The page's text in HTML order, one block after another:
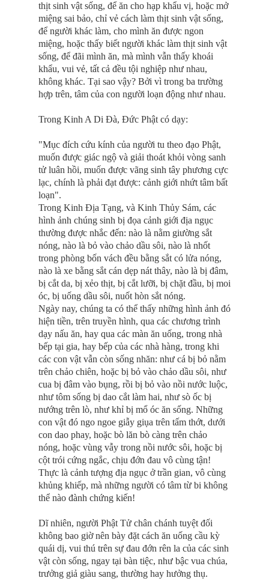
thịt sinh vật sống, để ăn cho hạp khẩu vị, hoặc mở
miệng sai bảo, chỉ vẻ cách làm thịt sinh vật sống,
để người khác làm, cho mình ăn được ngon
miệng, hoặc thấy biết người khác làm thịt sinh vật
sống, để đãi mình ăn, mà mình vẫn thấy khoái
khẩu, vui vẻ, tất cả đều tội nghiệp như nhau,
không khác. Tại sao vậy? Bởi vì trong ba trường
hợp trên, tâm của con người loạn động như nhau.
Trong Kinh A Di Ðà, Ðức Phật có dạy:
"Mục đích cứu kính của người tu theo đạo Phật,
muốn được giác ngộ và giải thoát khỏi vòng sanh
tử luân hồi, muốn được vãng sinh tây phương cực
lạc, chính là phải đạt được: cảnh giới nhứt tâm bất
loạn".
Trong Kinh Ðịa Tạng, và Kinh Thủy Sám, các
hình ảnh chúng sinh bị đọa cảnh giới địa ngục
thường được nhắc đến: nào là nằm giường sắt
nóng, nào là bỏ vào chảo dầu sôi, nào là nhốt
trong phòng bốn vách đều bằng sắt có lửa nóng,
nào là xe bằng sắt cán dẹp nát thây, nào là bị đâm,
bị cắt da, bị xẻo thịt, bị cắt lưỡi, bị chặt đầu, bị moi
óc, bị uống dầu sôi, nuốt hòn sắt nóng.
Ngày nay, chúng ta có thể thấy những hình ảnh đó
hiện tiền, trên truyền hình, qua các chương trình
dạy nấu ăn, hay qua các màn ăn uống, trong nhà
bếp tại gia, hay bếp của các nhà hàng, trong khi
các con vật vẫn còn sống nhăn: như cá bị bỏ nằm
trên chảo chiên, hoặc bị bỏ vào chảo dầu sôi, như
cua bị đâm vào bụng, rồi bị bỏ vào nồi nước luộc,
như tôm sống bị dao cắt làm hai, như sò ốc bị
nướng trên lò, như khỉ bị mổ óc ăn sống. Những
con vật đó ngo ngoe giẫy giụa trên tấm thớt, dưới
con dao phay, hoặc bò lăn bò càng trên chảo
nóng, hoặc vùng vẫy trong nồi nước sôi, hoặc bị
cột trói cứng ngắc, chịu đớn đau vô cùng tận!
Thực là cảnh tượng địa ngục ở trần gian, vô cùng
khủng khiếp, mà những người có tâm từ bi không
thể nào đành chứng kiến!
Dĩ nhiên, người Phật Tử chân chánh tuyệt đối
không bao giờ nên bày đặt cách ăn uống cầu kỳ
quái dị, vui thú trên sự đau đớn rên la của các sinh
vật còn sống, ngay tại bàn tiệc, như bậc vua chúa,
trưởng giả giàu sang, thường hay hưởng thụ.